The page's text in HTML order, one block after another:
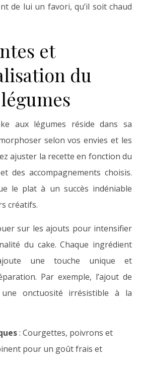
de lui un favori, qu’il soit chaud
et
du
aux légumes réside dans sa
selon vos envies et les
ajuster la recette en fonction du
des accompagnements choisis.
le plat à un succès indéniable
créatifs.
sur les ajouts pour intensifier
du cake. Chaque ingrédient
une touche unique et
Par exemple, l’ajout de
onctuosité irrésistible à la
: Courgettes, poivrons et
pour un goût frais et